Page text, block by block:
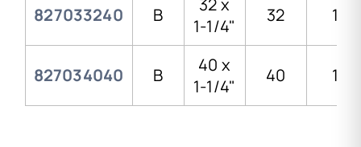
827033240 B
32 x
1-1/4"
32 1
827034040 B
40 x
1-1/4"
40 1